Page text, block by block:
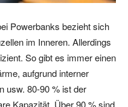
Powerbanks bezieht sich
im Inneren. Allerdings
So gibt es immer einen
aufgrund interner
usw. 80-90 % ist der